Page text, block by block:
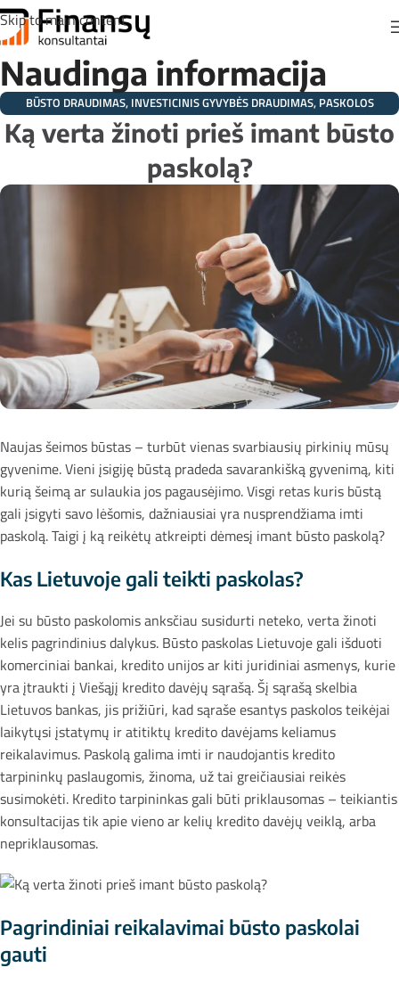
Skip to main content
Naudinga informacija
BŪSTO DRAUDIMAS, INVESTICINIS GYVYBĖS DRAUDIMAS, PASKOLOS
DRAUDIMAS
Ką verta žinoti prieš imant būsto
paskolą?
Naujas šeimos būstas – turbūt vienas svarbiausių pirkinių mūsų
gyvenime. Vieni įsigiję būstą pradeda savarankišką gyvenimą, kiti
kurią šeimą ar sulaukia jos pagausėjimo. Visgi retas kuris būstą
gali įsigyti savo lėšomis, dažniausiai yra nusprendžiama imti
paskolą. Taigi į ką reikėtų atkreipti dėmesį imant būsto paskolą?
Kas Lietuvoje gali teikti paskolas?
Jei su būsto paskolomis anksčiau susidurti neteko, verta žinoti
kelis pagrindinius dalykus. Būsto paskolas Lietuvoje gali išduoti
komerciniai bankai, kredito unijos ar kiti juridiniai asmenys, kurie
yra įtraukti į Viešąjį kredito davėjų sąrašą. Šį sąrašą skelbia
Lietuvos bankas, jis prižiūri, kad sąraše esantys paskolos teikėjai
laikytųsi įstatymų ir atitiktų kredito davėjams keliamus
reikalavimus. Paskolą galima imti ir naudojantis kredito
tarpininkų paslaugomis, žinoma, už tai greičiausiai reikės
susimokėti. Kredito tarpininkas gali būti priklausomas – teikiantis
konsultacijas tik apie vieno ar kelių kredito davėjų veiklą, arba
nepriklausomas.
Pagrindiniai reikalavimai būsto paskolai
gauti